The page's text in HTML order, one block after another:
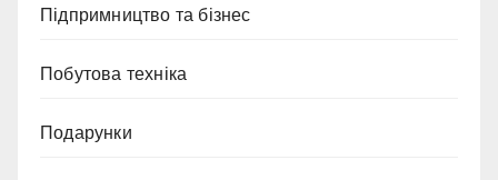
Підпримництво та бізнес
Побутова техніка
Подарунки